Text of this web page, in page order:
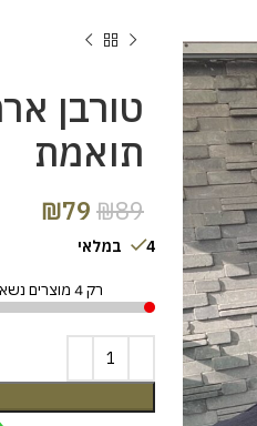
can take a few attempts. A
where they discuss
provably
טורבן
תואמת
₪89
₪79
4 במלאי
רק 4 מוצרים נשארו במלאי!